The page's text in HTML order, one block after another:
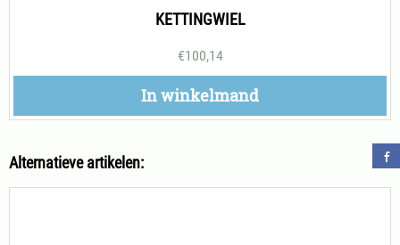
KETTINGWIEL
€100,14
In winkelmand
Alternatieve artikelen: